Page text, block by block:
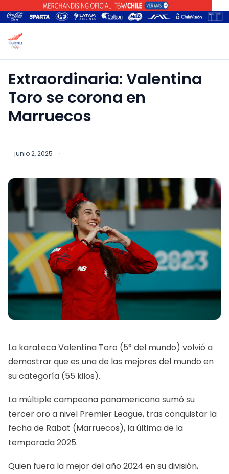
Extraordinaria: Valentina
Toro se corona en
Marruecos
junio 2, 2025 ·
La karateca Valentina Toro (5° del mundo) volvió a
demostrar que es una de las mejores del mundo en
su categoría (55 kilos).
La múltiple campeona panamericana sumó su
tercer oro a nivel Premier League, tras conquistar la
fecha de Rabat (Marruecos), la última de la
temporada 2025.
Quien fuera la mejor del año 2024 en su división,